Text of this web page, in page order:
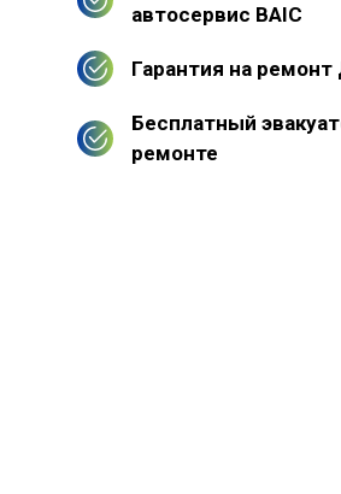
автосервис BAIC
Гарантия на
Бесплатный
ремонте